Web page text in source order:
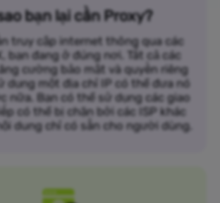
bạn lại cần Proxy?
truy cập internet thông qua các
bạn đang ở đúng nơi. Tất cả các
cường bảo mật và quyền riêng
dụng một địa chỉ IP có thể đưa nó
nữa. Bạn có thể sử dụng các giao
có thể bị chặn bởi các ISP khác
dung chỉ có sẵn cho người dùng.